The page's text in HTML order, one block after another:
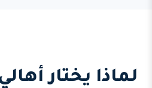
لماذا يختار